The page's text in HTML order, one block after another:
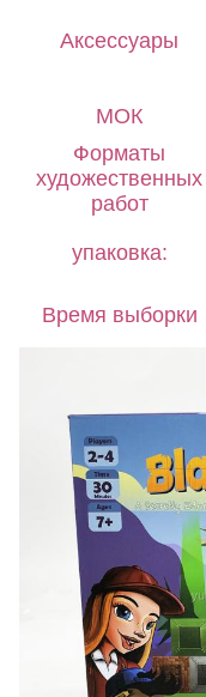
Аксессуары
МОК
Форматы
художественных
работ
упаковка:
Время выборки